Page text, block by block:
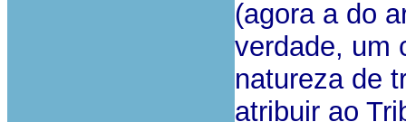
(agora a do
verdade, um
natureza de
atribuir ao